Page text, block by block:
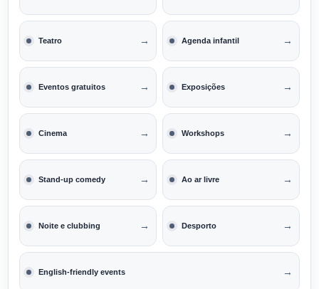
Teatro → Agenda infantil →
Eventos gratuitos → Exposições →
Cinema → Workshops →
Stand-up comedy → Ao ar livre →
Noite e clubbing → Desporto →
English-friendly events →